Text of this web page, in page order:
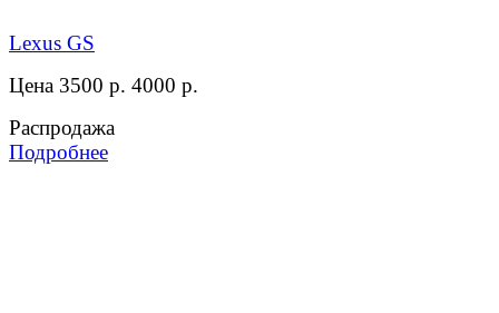
Lexus GS
Цена 3500 р. 4000 р.
Распродажа
Подробнее